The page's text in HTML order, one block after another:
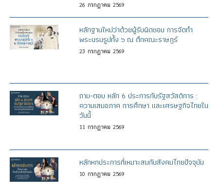
26 กรกฎาคม 2569
หลักฐานใหม่ว่าด้วยผู้รับผิดชอบ การจัดทำ
พระบรมรูปทั้ง ๖ ณ ตึกคณะราษฎร์
23 กรกฎาคม 2569
ถาม-ตอบ หลัก 6 ประการกับรัฐสวัสดิการ :
ความเสมอภาค การศึกษา และเศรษฐกิจไทยใน
วันนี้
11 กรกฎาคม 2569
หลักหกประการที่เหมาะสมกับสังคมไทยปัจจุบัน
10 กรกฎาคม 2569